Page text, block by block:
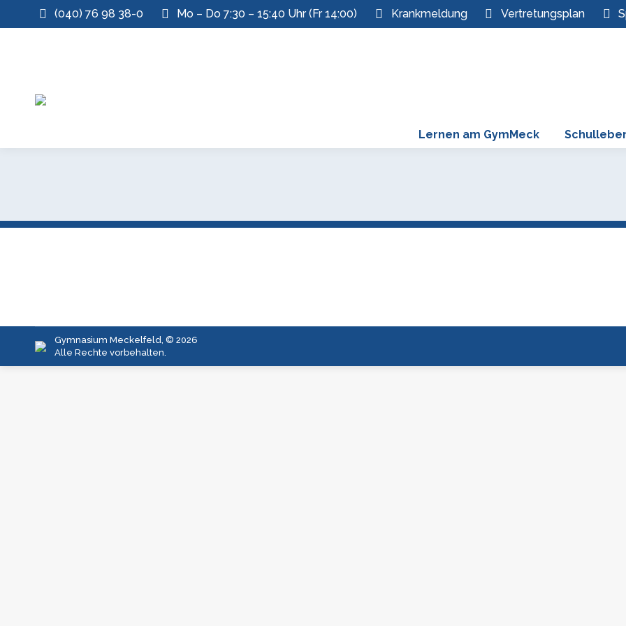
(040) 76 98 38-0 Mo – Do 7:30 – 15:40 Uhr (Fr 14:00) Krankmeldung Vertretungsplan
Lernen am GymMeck
Gymnasium Meckelfeld, © 2026
Alle Rechte vorbehalten.